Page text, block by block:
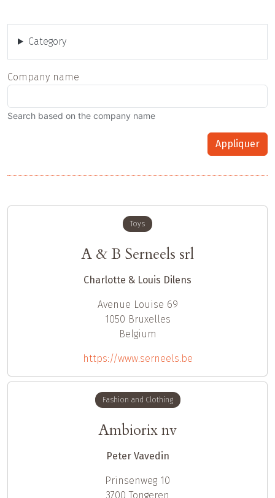
Category
Company name
Search based on the company name
Appliquer
Toys
A & B Serneels srl
Charlotte & Louis Dilens
Avenue Louise 69
1050 Bruxelles
Belgium
https://www.serneels.be
Fashion and Clothing
Ambiorix nv
Peter Vavedin
Prinsenweg 10
3700 Tongeren